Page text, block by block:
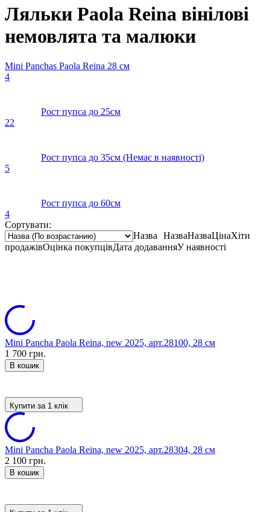
Ляльки Paola Reina вiнiловi
немовлята та малюки
Mini Panchas Paola Reina 28 cм
4
Рост пупса до 25см
22
Рост пупса до 35см (Немає в наявності)
5
Рост пупса до 60см
4
Сортувати:
Назва
НазваНазваЦінаХіти
продажівОцінка покупцівДата додаванняУ наявності
Mini Pancha Paola Reina, new 2025, арт.28100, 28 см
1 700 грн.
В кошик
Купити за 1 клiк
Mini Pancha Paola Reina, new 2025, арт.28304, 28 см
2 100 грн.
В кошик